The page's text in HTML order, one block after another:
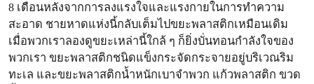
8 เดือนหลังจากการลงแรงใจและแรงกายในการทำความ
สะอาด ชายหาดแห่งนี้กลับเต็มไปขยะพลาสติกเหมือนเดิม
เมื่อพวกเราลองดูขยะเหล่านี้ใกล้ ๆ ก็ยิ่งบั่นทอนกำลังใจของ
พวกเรา ขยะพลาสติกชนิดแข็งกระจัดกระจายอยู่บริเวณริม
ทะเล และขยะพลาสติกน้ำหนักเบาจำพวก แก้วพลาสติก ขวด